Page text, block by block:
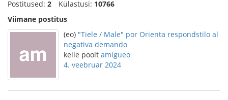
Postitused: 2 Külastusi: 10766
Viimane postitus
(eo) "Tiele / Male" por Orienta respondstilo al
negativa demando
kelle poolt amigueo
4. veebruar 2024